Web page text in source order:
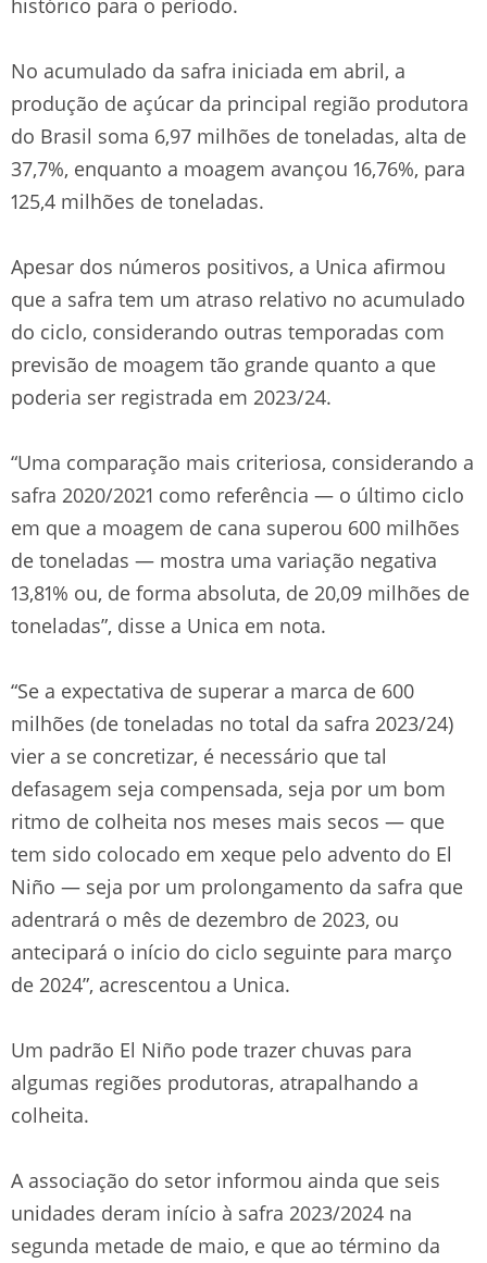
No acumulado da safra iniciada em abril, a
produção de açúcar da principal região produtora
do Brasil soma 6,97 milhões de toneladas, alta de
37,7%, enquanto a moagem avançou 16,76%, para
125,4 milhões de toneladas.
Apesar dos números positivos, a Unica afirmou
que a safra tem um atraso relativo no acumulado
do ciclo, considerando outras temporadas com
previsão de moagem tão grande quanto a que
poderia ser registrada em 2023/24.
“Uma comparação mais criteriosa, considerando a
safra 2020/2021 como referência — o último ciclo
em que a moagem de cana superou 600 milhões
de toneladas — mostra uma variação negativa
13,81% ou, de forma absoluta, de 20,09 milhões de
toneladas”, disse a Unica em nota.
“Se a expectativa de superar a marca de 600
milhões (de toneladas no total da safra 2023/24)
vier a se concretizar, é necessário que tal
defasagem seja compensada, seja por um bom
ritmo de colheita nos meses mais secos — que
tem sido colocado em xeque pelo advento do El
Niño — seja por um prolongamento da safra que
adentrará o mês de dezembro de 2023, ou
antecipará o início do ciclo seguinte para março
de 2024”, acrescentou a Unica.
Um padrão El Niño pode trazer chuvas para
algumas regiões produtoras, atrapalhando a
colheita.
A associação do setor informou ainda que seis
unidades deram início à safra 2023/2024 na
segunda metade de maio, e que ao término da